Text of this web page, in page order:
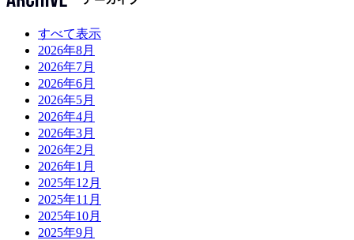
すべて表示
2026年8月
2026年7月
2026年6月
2026年5月
2026年4月
2026年3月
2026年2月
2026年1月
2025年12月
2025年11月
2025年10月
2025年9月